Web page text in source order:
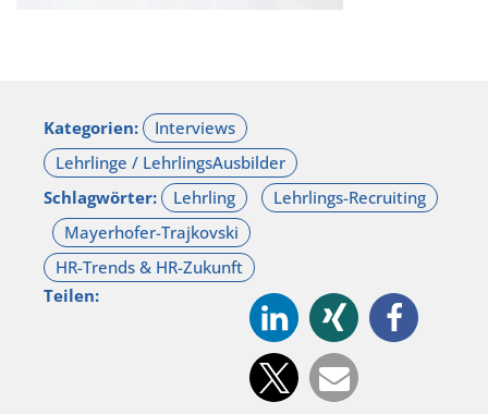
Kategorien:
Schlagwörter:
Teilen: